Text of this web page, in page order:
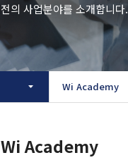
의 사업분야를 소개합니다.
Wi Academy
Wi Academy